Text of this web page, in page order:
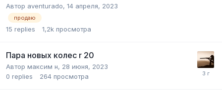
Автор aventurado, 14 апреля, 2023
продаю
15 replies 1,2k просмотра
Пара новых колес r 20
Автор максим н, 28 июня, 2023
0 replies 264 просмотра